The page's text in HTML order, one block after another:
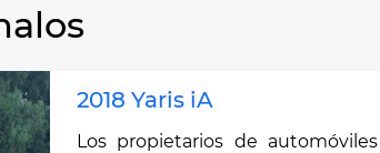
2018 Yaris iA
Los propietarios de automóviles